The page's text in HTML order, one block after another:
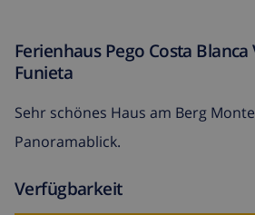
Ferienhaus Pego Costa Blanca
Funieta
Sehr schönes Haus am Berg
Panoramablick.
Verfügbarkeit